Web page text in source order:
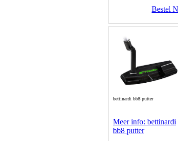
Bestel
bettinardi bb8 putter
Meer info: bettinardi
bb8 putter